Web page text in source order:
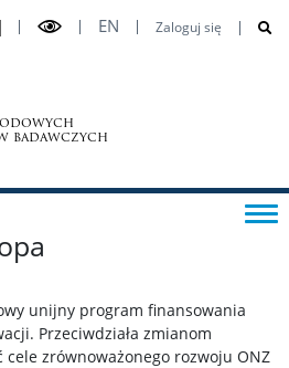
EN Zaloguj się
badawczych
unijny program finansowania
Przeciwdziała zmianom
zrównoważonego rozwoju ONZ